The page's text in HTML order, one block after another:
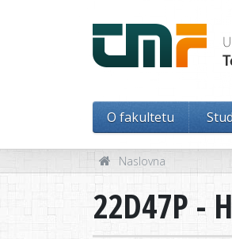
O fakultetu
Naslovna
22D47P -